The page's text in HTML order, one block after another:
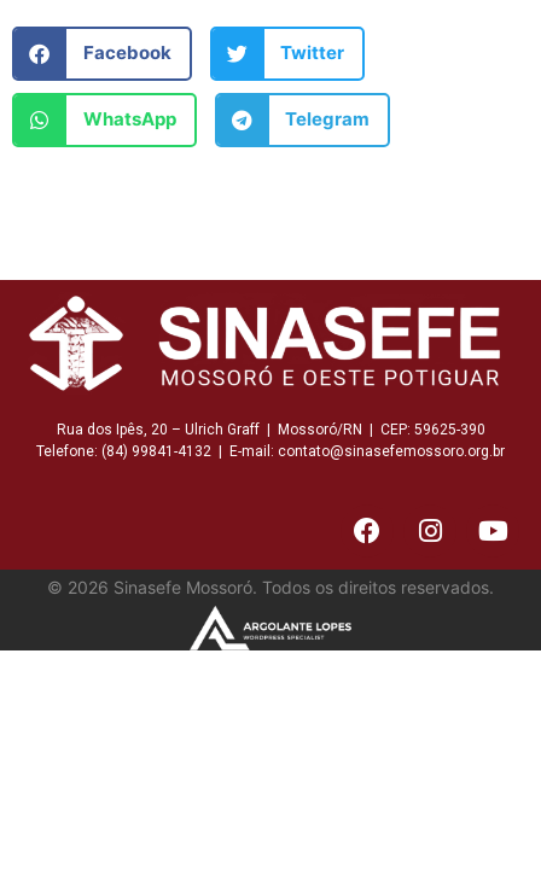
Facebook Twitter
WhatsApp Telegram
Rua dos Ipês, 20 – Ulrich Graff | Mossoró/RN | CEP: 59625-390
Telefone: (84) 99841-4132 | E-mail: contato@sinasefemossoro.org.br
© 2026 Sinasefe Mossoró. Todos os direitos reservados.